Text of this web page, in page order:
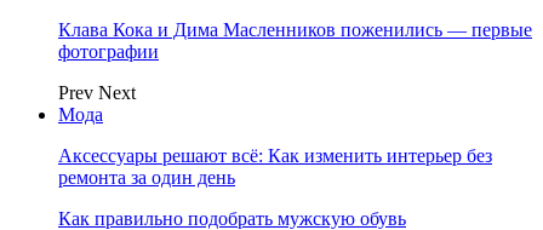
Клава Кока и Дима Масленников поженились — первые
фотографии
Prev Next
Мода
Аксессуары решают всё: Как изменить интерьер без
ремонта за один день
Как правильно подобрать мужскую обувь